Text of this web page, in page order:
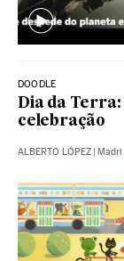
DOODLE
Dia da Terra:
celebração
ALBERTO LÓPEZ | Madri